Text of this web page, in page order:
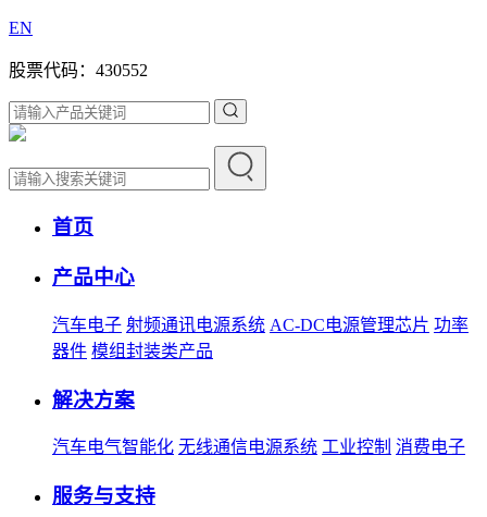
EN
股票代码：430552
首页
产品中心
汽车电子 射频通讯电源系统 AC-DC电源管理芯片 功率
器件 模组封装类产品
解决方案
汽车电气智能化 无线通信电源系统 工业控制 消费电子
服务与支持